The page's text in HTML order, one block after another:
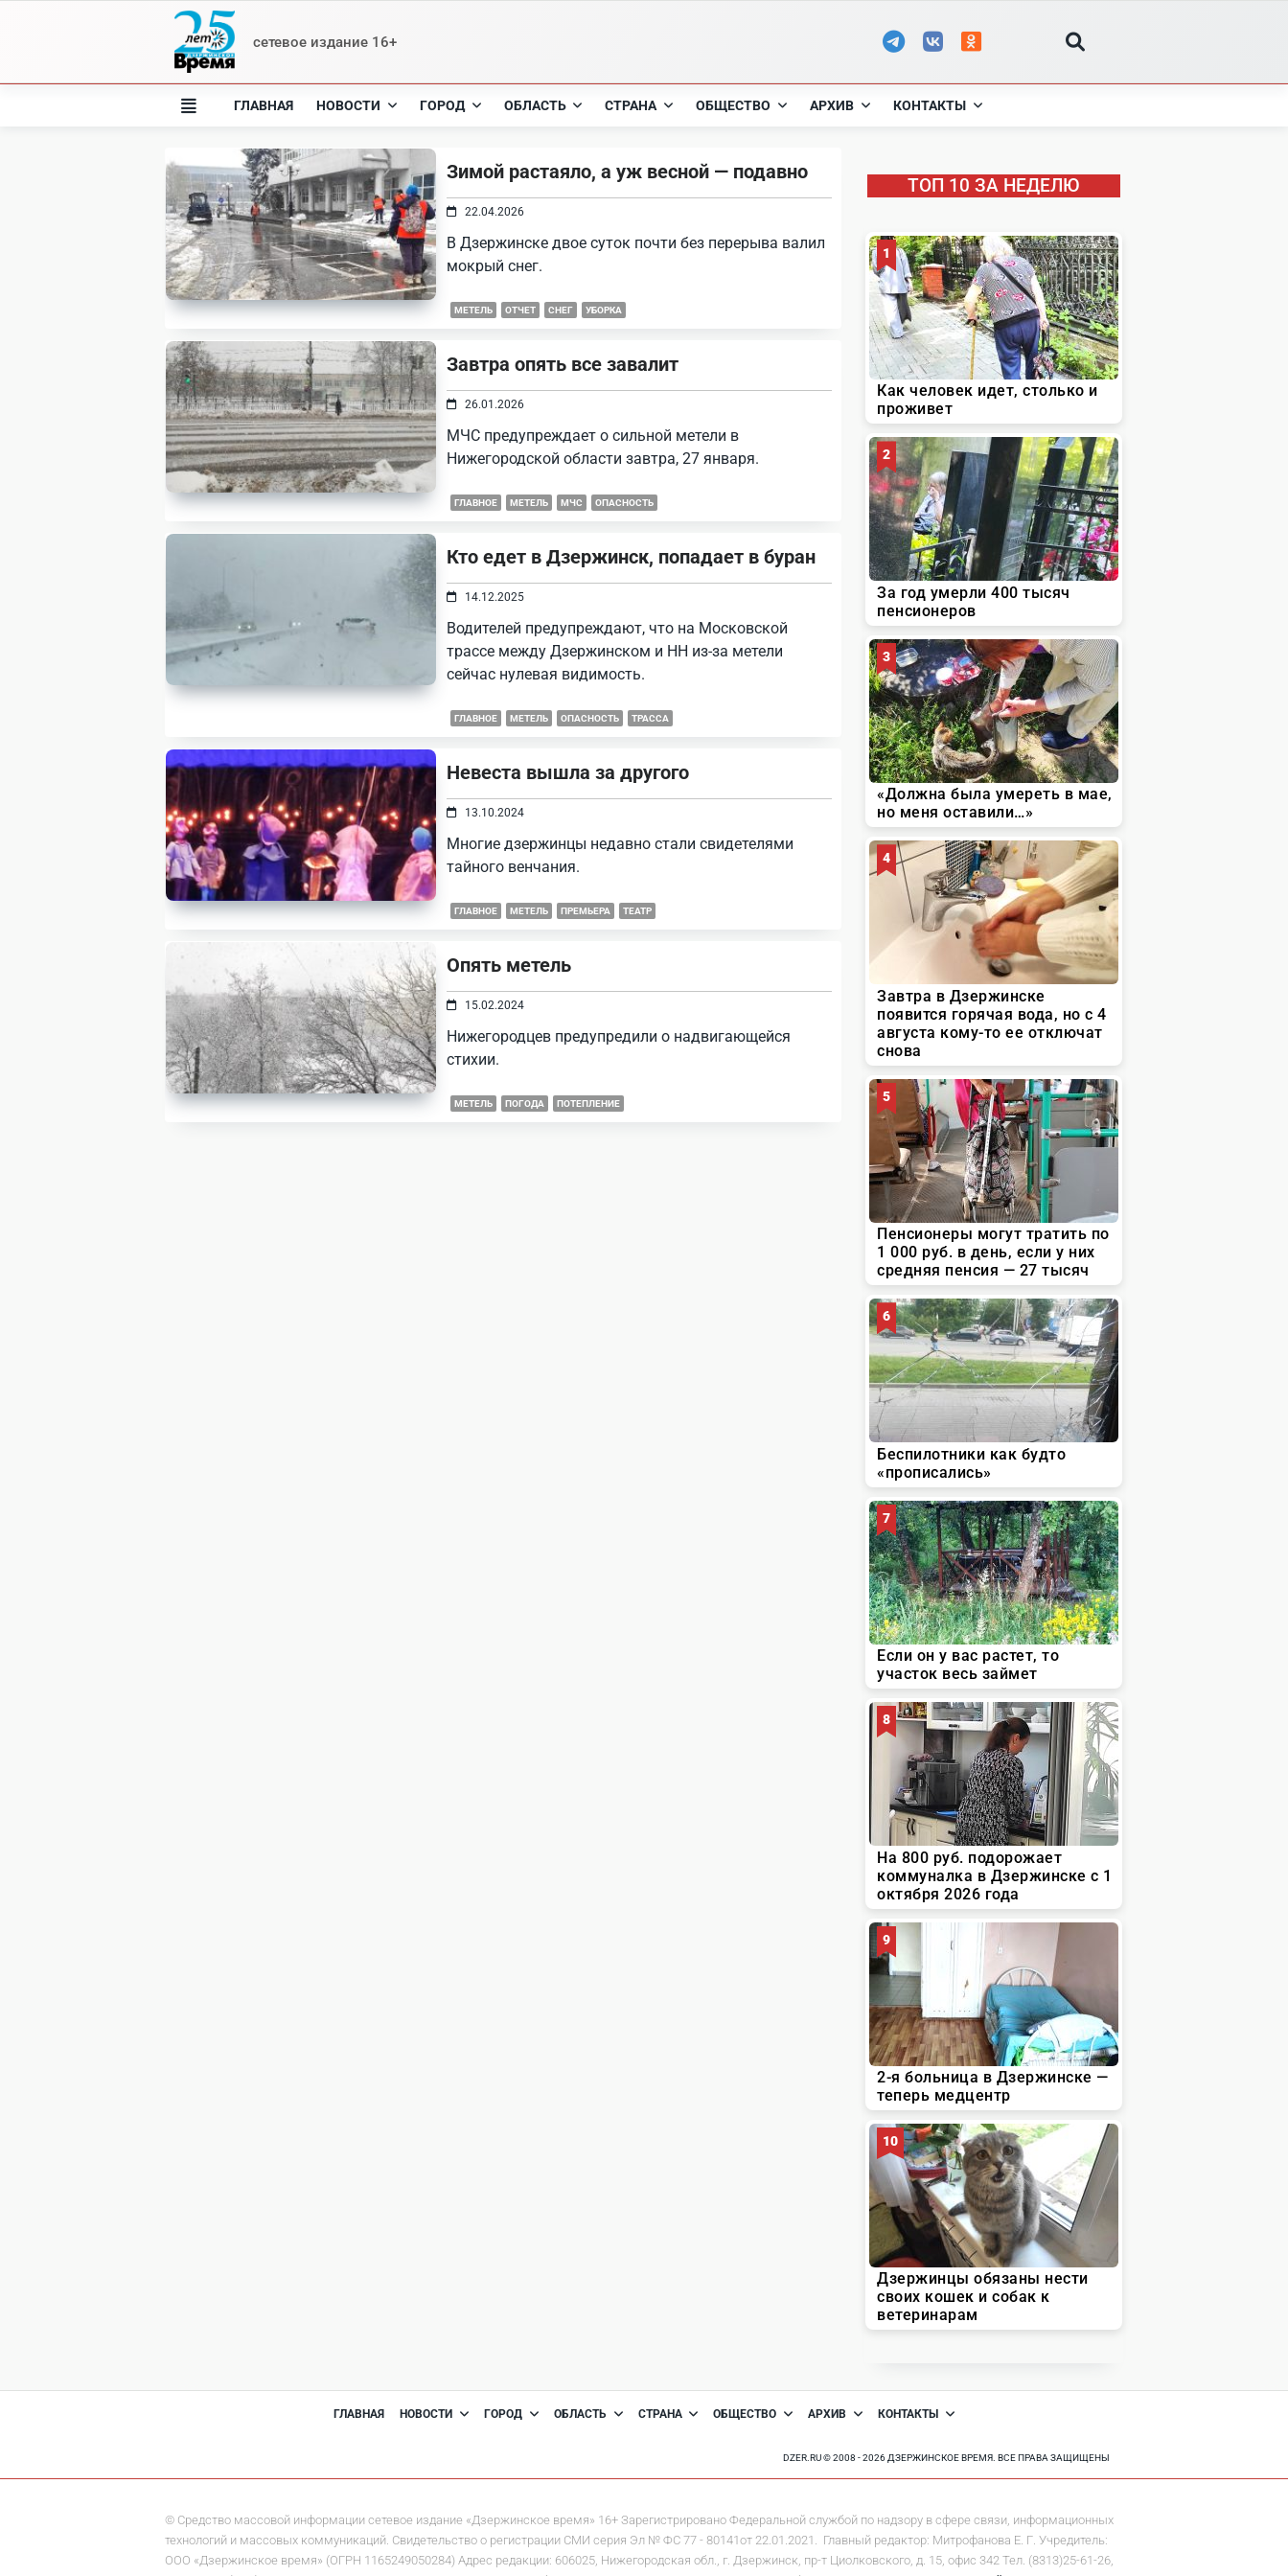
сетевое издание 16+
ГЛАВНАЯ НОВОСТИ ГОРОД ОБЛАСТЬ СТРАНА ОБЩЕСТВО АРХИВ КОНТАКТЫ
Зимой растаяло, а уж весной — подавно
22.04.2026
В Дзержинске двое суток почти без перерыва валил
мокрый снег.
МЕТЕЛЬ ОТЧЕТ СНЕГ УБОРКА
Завтра опять все завалит
26.01.2026
МЧС предупреждает о сильной метели в
Нижегородской области завтра, 27 января.
ГЛАВНОЕ МЕТЕЛЬ МЧС ОПАСНОСТЬ
Кто едет в Дзержинск, попадает в буран
14.12.2025
Водителей предупреждают, что на Московской
трассе между Дзержинском и НН из-за метели
сейчас нулевая видимость.
ГЛАВНОЕ МЕТЕЛЬ ОПАСНОСТЬ ТРАССА
Невеста вышла за другого
13.10.2024
Многие дзержинцы недавно стали свидетелями
тайного венчания.
ГЛАВНОЕ МЕТЕЛЬ ПРЕМЬЕРА ТЕАТР
Опять метель
15.02.2024
Нижегородцев предупредили о надвигающейся
стихии.
МЕТЕЛЬ ПОГОДА ПОТЕПЛЕНИЕ
ТОП 10 ЗА НЕДЕЛЮ
ГЛАВНАЯ НОВОСТИ ГОРОД ОБЛАСТЬ СТРАНА ОБЩЕСТВО АРХИВ КОНТАКТЫ
DZER.RU © 2008 - 2026 ДЗЕРЖИНСКОЕ ВРЕМЯ. ВСЕ ПРАВА ЗАЩИЩЕНЫ
© Средство массовой информации сетевое издание «Дзержинское время» 16+ Зарегистрировано Федеральной службой по надзору в сфере связи, информационных
технологий и массовых коммуникаций. Свидетельство о регистрации СМИ серия Эл № ФС 77 - 80141от 22.01.2021. Главный редактор: Митрофанова Е. Г. Учредитель:
ООО «Дзержинское время» (ОГРН 1165249050284) Адрес редакции: 606025, Нижегородская обл., г. Дзержинск, пр-т Циолковского, д. 15, офис 342 Тел. (8313)25-61-26,